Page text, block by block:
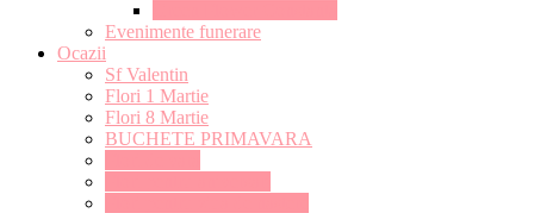
Evenimente funerare
Ocazii
Sf Valentin
Flori 1 Martie
Flori 8 Martie
BUCHETE PRIMAVARA